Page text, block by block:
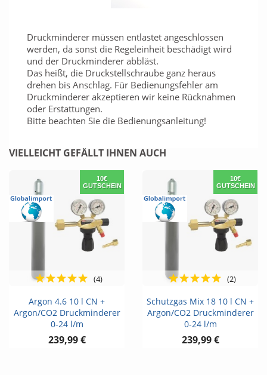
Druckminderer müssen entlastet angeschlossen
werden, da sonst die Regeleinheit beschädigt wird
und der Druckminderer abbläst.
Das heißt, die Druckstellschraube ganz heraus
drehen bis Anschlag. Für Bedienungsfehler am
Druckminderer akzeptieren wir keine Rücknahmen
oder Erstattungen.
Bitte beachten Sie die Bedienungsanleitung!
VIELLEICHT GEFÄLLT IHNEN AUCH
10€
GUTSCHEIN
Argon 4.6 10 l CN +
Argon/CO2 Druckminderer
0-24 l/m
239,99 €
(4)
10€
GUTSCHEIN
Schutzgas Mix 18 10 l CN +
Argon/CO2 Druckminderer
0-24 l/m
239,99 €
(2)